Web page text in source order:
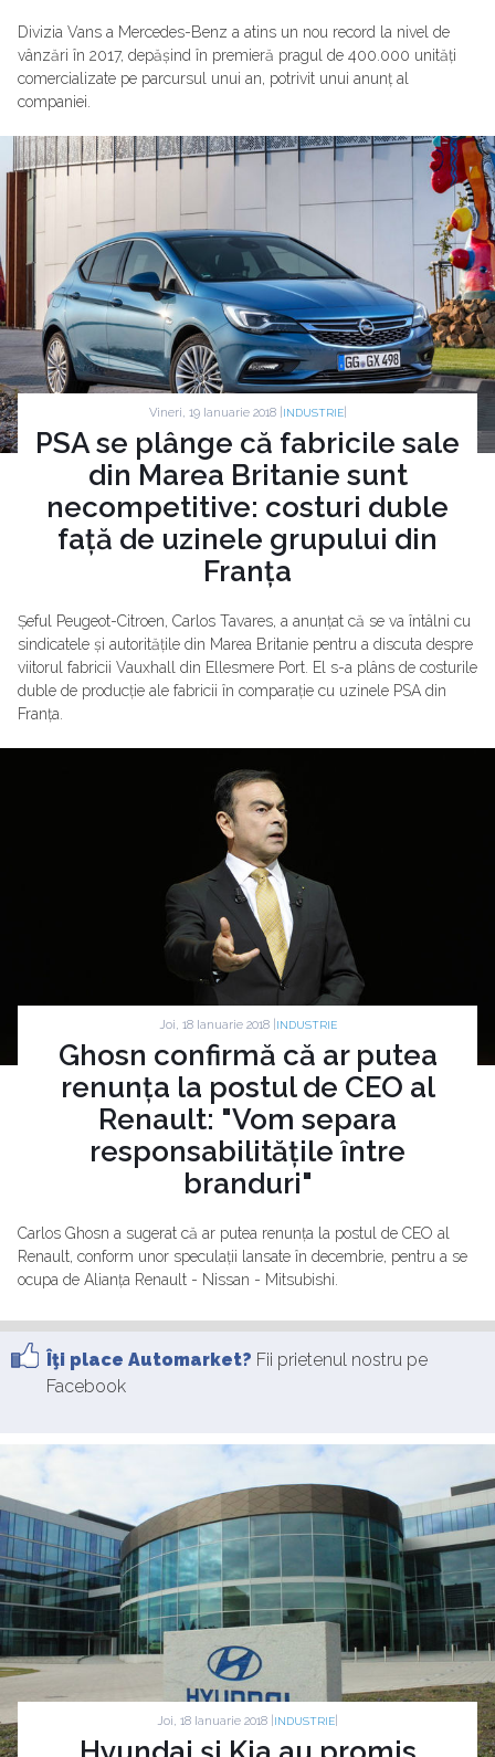
Divizia Vans a Mercedes-Benz a atins un nou record la nivel de
vânzări în 2017, depășind în premieră pragul de 400.000 unități
comercializate pe parcursul unui an, potrivit unui anunț al
companiei.
Vineri, 19 Ianuarie 2018 | INDUSTRIE|
PSA se plânge că fabricile sale
din Marea Britanie sunt
necompetitive: costuri duble
față de uzinele grupului din
Franța
Șeful Peugeot-Citroen, Carlos Tavares, a anunțat că se va întâlni cu
sindicatele și autoritățile din Marea Britanie pentru a discuta despre
viitorul fabricii Vauxhall din Ellesmere Port. El s-a plâns de costurile
duble de producție ale fabricii în comparație cu uzinele PSA din
Franța.
Joi, 18 Ianuarie 2018 | INDUSTRIE
Ghosn confirmă că ar putea
renunța la postul de CEO al
Renault: "Vom separa
responsabilitățile între
branduri"
Carlos Ghosn a sugerat că ar putea renunța la postul de CEO al
Renault, conform unor speculații lansate în decembrie, pentru a se
ocupa de Alianța Renault - Nissan - Mitsubishi.
Îţi place Automarket? Fii prietenul nostru pe
Facebook
Joi, 18 Ianuarie 2018 | INDUSTRIE